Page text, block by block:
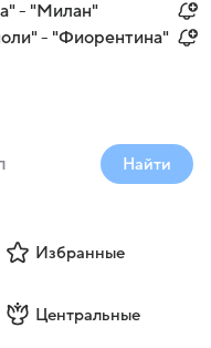
- "Милан"
- "Фиорентина"
Найти
Избранные
Центральные